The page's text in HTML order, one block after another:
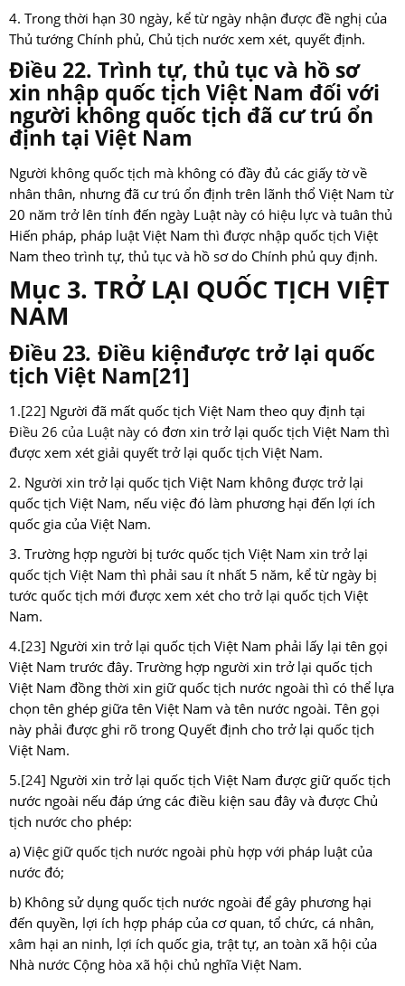
4. Trong thời hạn 30 ngày, kể từ ngày nhận được đề nghị của
Thủ tướng Chính phủ, Chủ tịch nước xem xét, quyết định.
Điều 22. Trình tự, thủ tục và hồ sơ
xin nhập quốc tịch Việt Nam đối với
người không quốc tịch đã cư trú ổn
định tại Việt Nam
Người không quốc tịch mà không có đầy đủ các giấy tờ về
nhân thân, nhưng đã cư trú ổn định trên lãnh thổ Việt Nam từ
20 năm trở lên tính đến ngày Luật này có hiệu lực và tuân thủ
Hiến pháp, pháp luật Việt Nam thì được nhập quốc tịch Việt
Nam theo trình tự, thủ tục và hồ sơ do Chính phủ quy định.
Mục 3. TRỞ LẠI QUỐC TỊCH VIỆT
NAM
Điều 23. Điều kiệnđược trở lại quốc
tịch Việt Nam[21]
1.[22] Người đã mất quốc tịch Việt Nam theo quy định tại
Điều 26 của Luật này có đơn xin trở lại quốc tịch Việt Nam thì
được xem xét giải quyết trở lại quốc tịch Việt Nam.
2. Người xin trở lại quốc tịch Việt Nam không được trở lại
quốc tịch Việt Nam, nếu việc đó làm phương hại đến lợi ích
quốc gia của Việt Nam.
3. Trường hợp người bị tước quốc tịch Việt Nam xin trở lại
quốc tịch Việt Nam thì phải sau ít nhất 5 năm, kể từ ngày bị
tước quốc tịch mới được xem xét cho trở lại quốc tịch Việt
Nam.
4.[23] Người xin trở lại quốc tịch Việt Nam phải lấy lại tên gọi
Việt Nam trước đây. Trường hợp người xin trở lại quốc tịch
Việt Nam đồng thời xin giữ quốc tịch nước ngoài thì có thể lựa
chọn tên ghép giữa tên Việt Nam và tên nước ngoài. Tên gọi
này phải được ghi rõ trong Quyết định cho trở lại quốc tịch
Việt Nam.
5.[24] Người xin trở lại quốc tịch Việt Nam được giữ quốc tịch
nước ngoài nếu đáp ứng các điều kiện sau đây và được Chủ
tịch nước cho phép:
a) Việc giữ quốc tịch nước ngoài phù hợp với pháp luật của
nước đó;
b) Không sử dụng quốc tịch nước ngoài để gây phương hại
đến quyền, lợi ích hợp pháp của cơ quan, tổ chức, cá nhân,
xâm hại an ninh, lợi ích quốc gia, trật tự, an toàn xã hội của
Nhà nước Cộng hòa xã hội chủ nghĩa Việt Nam.